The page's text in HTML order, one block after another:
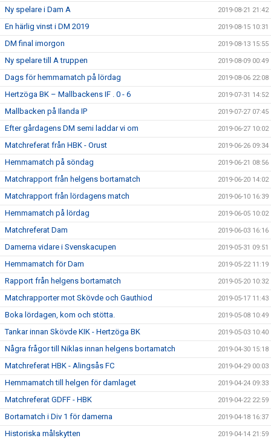
Ny spelare i Dam A 2019-08-21 21:42
En härlig vinst i DM 2019 2019-08-15 10:31
DM final imorgon 2019-08-13 15:55
Ny spelare till A truppen 2019-08-09 00:49
Dags för hemmamatch på lördag 2019-08-06 22:08
Hertzöga BK – Mallbackens IF . 0 - 6 2019-07-31 14:52
Mallbacken på Ilanda IP 2019-07-27 07:45
Efter gårdagens DM semi laddar vi om 2019-06-27 10:02
Matchreferat från HBK - Orust 2019-06-26 09:34
Hemmamatch på söndag 2019-06-21 08:56
Matchrapport från helgens bortamatch 2019-06-20 14:02
Matchrapport från lördagens match 2019-06-10 16:39
Hemmamatch på lördag 2019-06-05 10:02
Matchreferat Dam 2019-06-03 16:16
Damerna vidare i Svenskacupen 2019-05-31 09:51
Hemmamatch för Dam 2019-05-22 11:19
Rapport från helgens bortamatch 2019-05-20 10:32
Matchrapporter mot Skövde och Gauthiod 2019-05-17 11:43
Boka lördagen, kom och stötta. 2019-05-08 10:49
Tankar innan Skövde KIK - Hertzöga BK 2019-05-03 10:40
Några frågor till Niklas innan helgens bortamatch 2019-04-30 15:18
Matchreferat HBK - Alingsås FC 2019-04-29 00:03
Hemmamatch till helgen för damlaget 2019-04-24 09:33
Matchreferat GDFF - HBK 2019-04-22 22:59
Bortamatch i Div 1 för damerna 2019-04-18 16:37
Historiska målskytten 2019-04-14 21:59